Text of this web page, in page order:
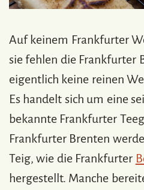
Auf keinem Frankfurter
sie fehlen die Frankfurter
eigentlich keine reinen
Es handelt sich um eine
bekannte Frankfurter
Frankfurter Brenten
Teig, wie die Frankfurter
hergestellt. Manche